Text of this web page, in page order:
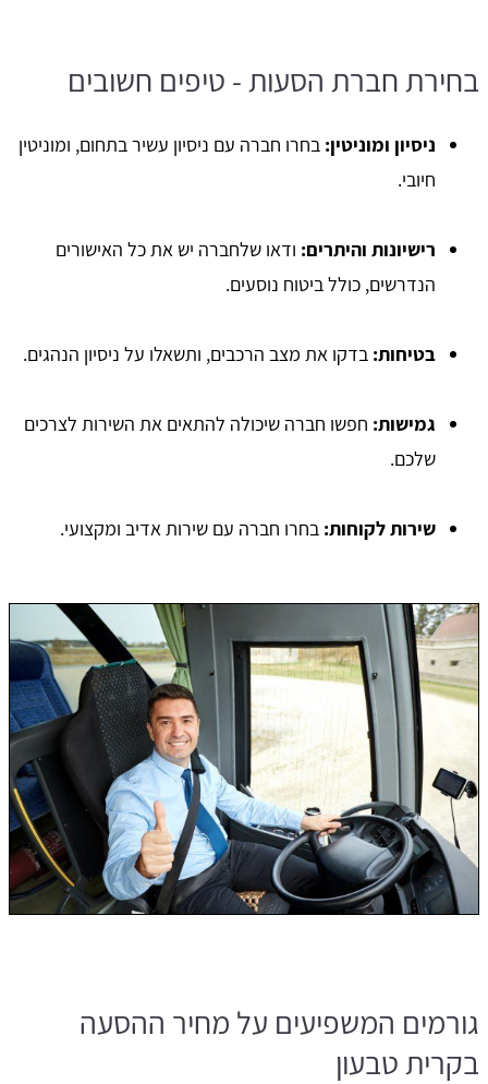
בחירת חברת הסעות - טיפים חשובים
ניסיון ומוניטין: בחרו חברה עם ניסיון עשיר בתחום, ומוניטין
חיובי.
רישיונות והיתרים: ודאו שלחברה יש את כל האישורים
הנדרשים, כולל ביטוח נוסעים.
בטיחות: בדקו את מצב הרכבים, ותשאלו על ניסיון הנהגים.
גמישות: חפשו חברה שיכולה להתאים את השירות לצרכים
שלכם.
שירות לקוחות: בחרו חברה עם שירות אדיב ומקצועי.
גורמים המשפיעים על מחיר ההסעה
בקרית טבעון